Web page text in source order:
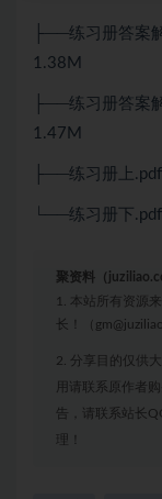
├──练习册答案
1.38M
├──练习册答案
1.47M
├──练习册上
└──练习册下
聚资料（
1. 本站所有资源
长！（
2. 分享目的仅供
用请联系原作者
告，请联系站长
理！